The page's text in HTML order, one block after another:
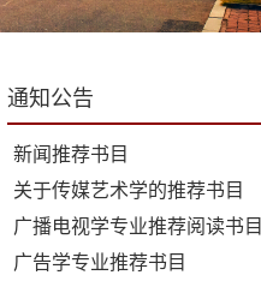
通知公告
新闻推荐书目
关于传媒艺术学的推荐书目
广播电视学专业推荐阅读书目
广告学专业推荐书目